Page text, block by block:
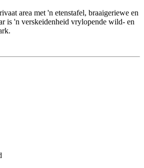
area met 'n etenstafel, braaigeriewe en
is 'n verskeidenheid vrylopende wild- en